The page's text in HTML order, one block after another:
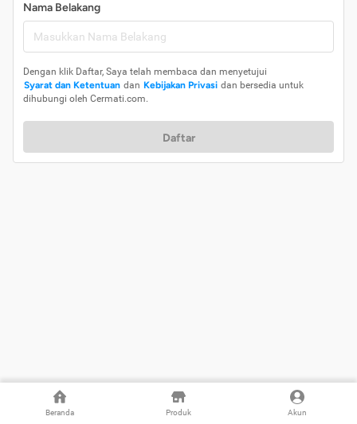
Beranda Produk Akun
Nama Belakang
Dengan klik Daftar, Saya telah membaca dan menyetujui
Syarat dan Ketentuan dan Kebijakan Privasi dan bersedia untuk
dihubungi oleh Cermati.com.
Daftar